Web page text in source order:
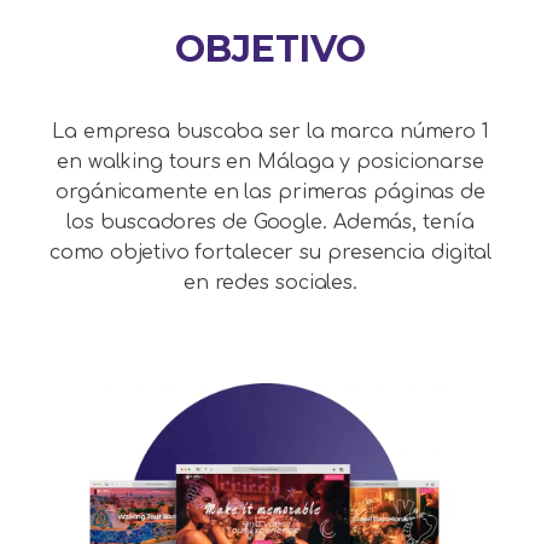
OBJETIVO
La empresa buscaba ser la marca número 1
en walking tours en Málaga y posicionarse
orgánicamente en las primeras páginas de
los buscadores de Google. Además, tenía
como objetivo fortalecer su presencia digital
en redes sociales.